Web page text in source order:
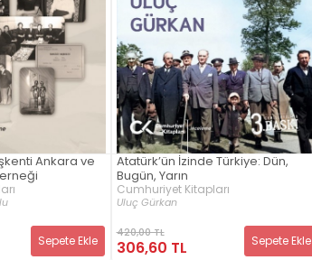
Ankara ve
Sepete Ekle
Atatürk’ün İzinde Türkiye: Dün,
Bugün, Yarın
Cumhuriyet Kitapları
Uluç Gürkan
420,00 TL
306,60 TL Sepete Ekle